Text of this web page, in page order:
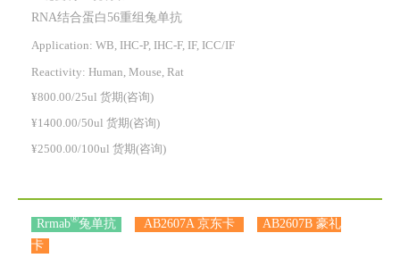
RNA结合蛋白56重组兔单抗
Application: WB, IHC-P, IHC-F, IF, ICC/IF
Reactivity: Human, Mouse, Rat
¥800.00/25ul 货期(咨询)
¥1400.00/50ul 货期(咨询)
¥2500.00/100ul 货期(咨询)
Rrmab®兔单抗 AB2607A 京东卡
AB2607B 豪礼
卡